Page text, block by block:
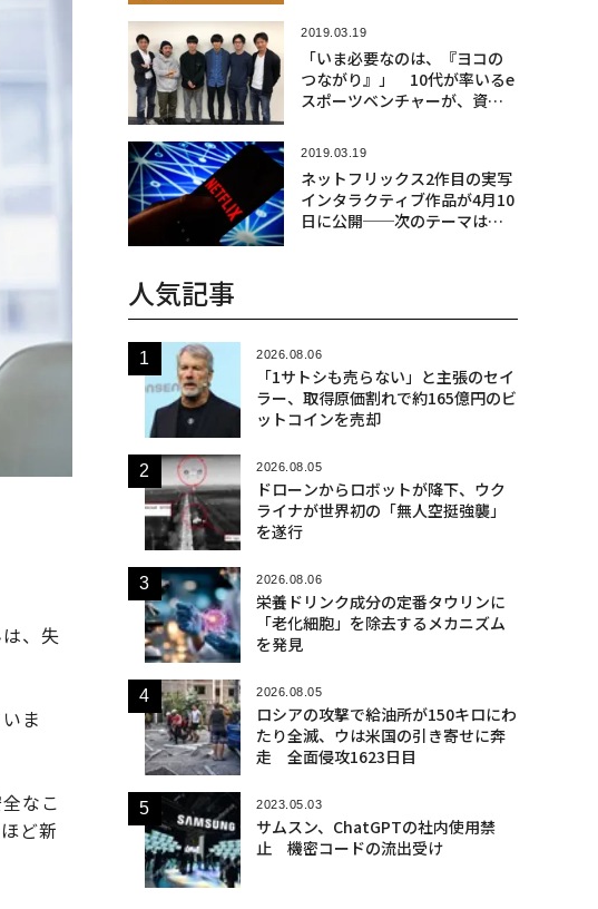
、失
ま
なこ
ど新
2019.03.19
「いま必要なのは、『ヨコの
つながり』」 10代が率いるe
スポーツベンチャーが、資金
2019.03.19
ネットフリックス2作目の実写
インタラクティブ作品が4月10
日に公開──次のテーマは
人気記事
2026.08.06
「1サトシも売らない」と主張のセイ
ラー、取得原価割れで約165億円のビ
ットコインを売却
2026.08.05
ドローンからロボットが降下、ウク
ライナが世界初の「無人空挺強襲」
を遂行
2026.08.06
栄養ドリンク成分の定番タウリンに
「老化細胞」を除去するメカニズム
を発見
2026.08.05
ロシアの攻撃で給油所が150キロにわ
たり全滅、ウは米国の引き寄せに奔
走 全面侵攻1623日目
2023.05.03
サムスン、ChatGPTの社内使用禁
止 機密コードの流出受け